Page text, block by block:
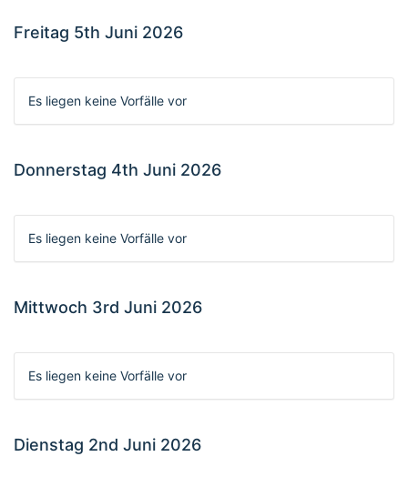
Freitag 5th Juni 2026
Es liegen keine Vorfälle vor
Donnerstag 4th Juni 2026
Es liegen keine Vorfälle vor
Mittwoch 3rd Juni 2026
Es liegen keine Vorfälle vor
Dienstag 2nd Juni 2026